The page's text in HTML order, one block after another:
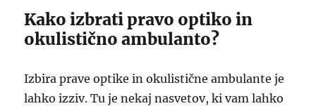
Kako izbrati pravo optiko in
okulistično ambulanto?
Izbira prave optike in okulistične ambulante je
lahko izziv. Tu je nekaj nasvetov, ki vam lahko